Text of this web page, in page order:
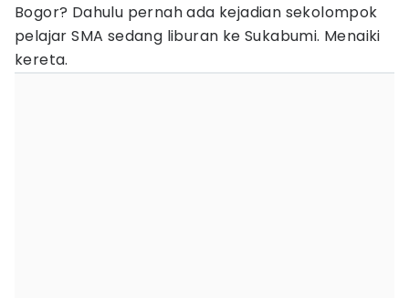
Bogor? Dahulu pernah ada kejadian sekolompok
pelajar SMA sedang liburan ke Sukabumi. Menaiki
kereta.